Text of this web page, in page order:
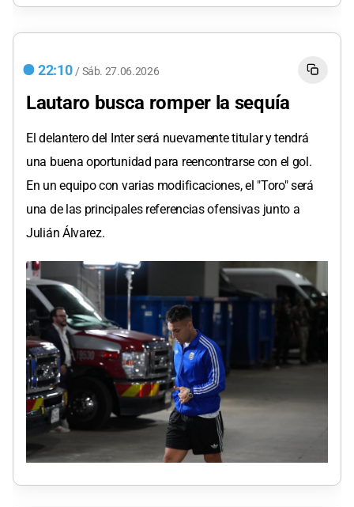
22:10 / Sáb. 27.06.2026
Lautaro busca romper la sequía
El delantero del Inter será nuevamente titular y tendrá
una buena oportunidad para reencontrarse con el gol.
En un equipo con varias modificaciones, el "Toro" será
una de las principales referencias ofensivas junto a
Julián Álvarez.